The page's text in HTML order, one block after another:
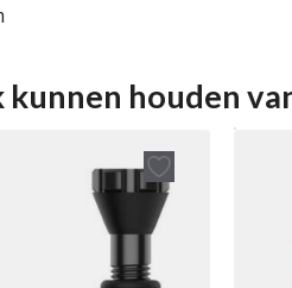
kunnen houden